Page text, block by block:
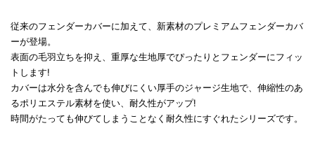
従来のフェンダーカバーに加えて、新素材のプレミアムフェンダーカバ
ーが登場。
表面の毛羽立ちを抑え、重厚な生地厚でぴったりとフェンダーにフィッ
トします!
カバーは水分を含んでも伸びにくい厚手のジャージ生地で、伸縮性のあ
るポリエステル素材を使い、耐久性がアップ!
時間がたっても伸びてしまうことなく耐久性にすぐれたシリーズです。